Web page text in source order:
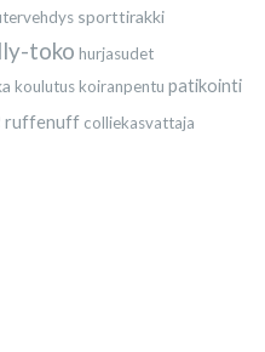
sporttirakki
toko hurjasudet
koulutuskoiranpentu patikointi
ruffenuff colliekasvattaja